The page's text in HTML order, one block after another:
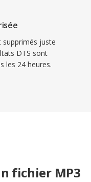
supprimés juste
DTS sont
les 24 heures.
fichier MP3